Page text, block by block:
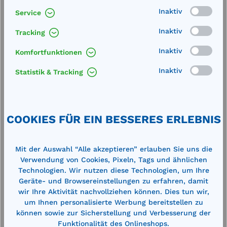
Handschaufel / Allzweckschaufel PP01
Maße der Schaufel (LxBxH): 190 x 140 x 75 mm
Gesamtlänge: 310 mmDie korrosionsbeständigen
Schaufeln aus Polypropylen (PP) zeichnen sich durch
ihr geringes Gewicht und ihre hohe
Widerstandsfähigkeit aus. Die Oberfläche ist nicht
Service Inaktiv
Tracking Inaktiv
Komfortfunktionen Inaktiv
Statistik & Tracking Inaktiv
COOKIES FÜR EIN BESSERES ERLEBNIS
Mit der Auswahl “Alle akzeptieren” erlauben Sie uns die
Verwendung von Cookies, Pixeln, Tags und ähnlichen
Technologien. Wir nutzen diese Technologien, um Ihre
Geräte- und Browsereinstellungen zu erfahren, damit
wir Ihre Aktivität nachvollziehen können. Dies tun wir,
um Ihnen personalisierte Werbung bereitstellen zu
können sowie zur Sicherstellung und Verbesserung der
Funktionalität des Onlineshops.